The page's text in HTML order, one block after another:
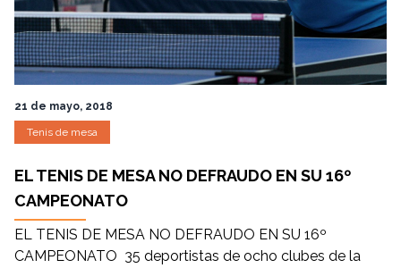
21 de mayo, 2018
Tenis de mesa
EL TENIS DE MESA NO DEFRAUDO EN SU 16º
CAMPEONATO
EL TENIS DE MESA NO DEFRAUDO EN SU 16º
CAMPEONATO 35 deportistas de ocho clubes de la